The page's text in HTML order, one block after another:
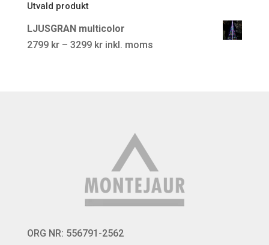
Utvald produkt
LJUSGRAN multicolor
2799 kr – 3299 krPrisintervall:
inkl. moms
ORG NR: 556791-2562